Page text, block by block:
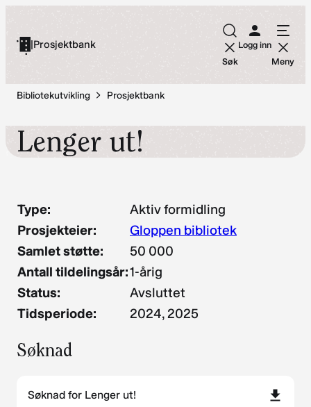
innhold
|Prosjektbank
Søk
Logg inn
Meny
Bibliotekutvikling Prosjektbank
Lenger ut!
Type:
Aktiv formidling
Prosjekteier:
Gloppen bibliotek
Samlet støtte:
50 000
Antall tildelingsår:1-årig
Status:
Avsluttet
Tidsperiode:
2024, 2025
Søknad
Søknad for Lenger ut!